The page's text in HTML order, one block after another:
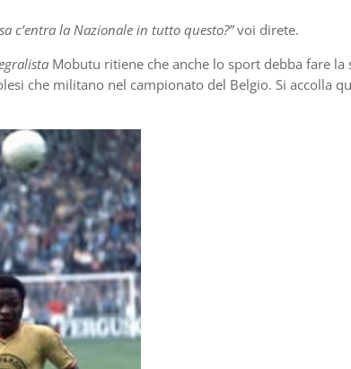
c’entra la Nazionale in tutto questo?”voi direte.
Mobutu ritiene che anche lo sport debba fare la
che militano nel campionato del Belgio. Si accolla